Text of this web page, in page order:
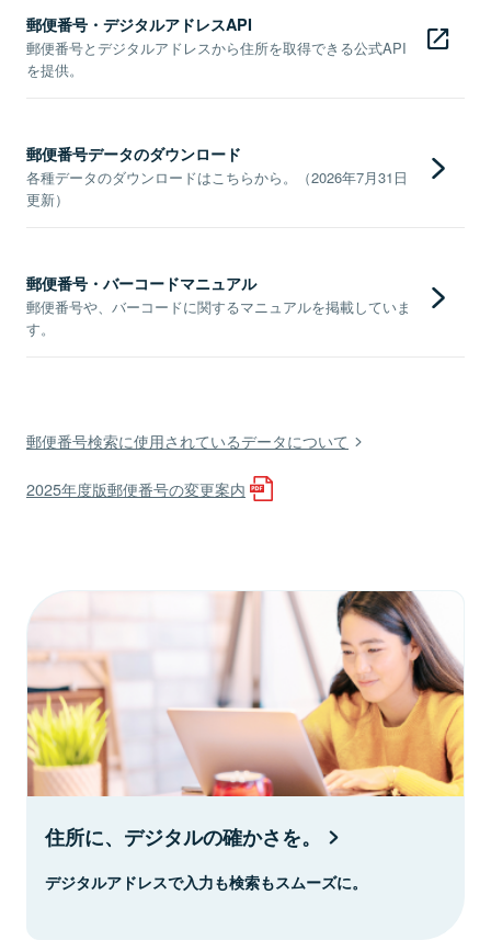
郵便番号・デジタルアドレスAPI
郵便番号とデジタルアドレスから住所を取得できる公式API
を提供。
郵便番号データのダウンロード
各種データのダウンロードはこちらから。（2026年7月31日
更新）
郵便番号・バーコードマニュアル
郵便番号や、バーコードに関するマニュアルを掲載していま
す。
郵便番号検索に使用されているデータについて
2025年度版郵便番号の変更案内
住所に、デジタルの確かさを。
デジタルアドレスで入力も検索もスムーズに。